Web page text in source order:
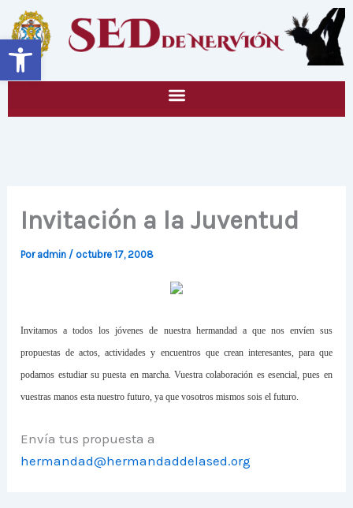
Abrir barra de herramientas
contenido
Invitación a la Juventud
Por admin / octubre 17, 2008
Invitamos a todos los jóvenes de nuestra hermandad a que nos envíen sus
propuestas de actos, actividades y encuentros que crean interesantes, para que
podamos estudiar su puesta en marcha. Vuestra colaboración es esencial, pues en
vuestras manos esta nuestro futuro, ya que vosotros mismos sois el futuro.
Envía tus propuesta a
hermandad@hermandaddelased.org